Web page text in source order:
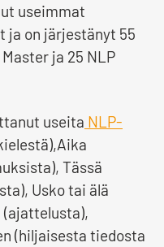
useimmat
ja on järjestänyt 55
ja 25 NLP
useita NLP-
Tässä
Usko tai älä
(hiljaisesta tiedosta